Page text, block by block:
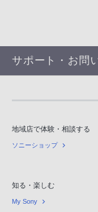
サポート・お問
地域店で体験・相談する
ソニーショップ
知る・楽しむ
My Sony